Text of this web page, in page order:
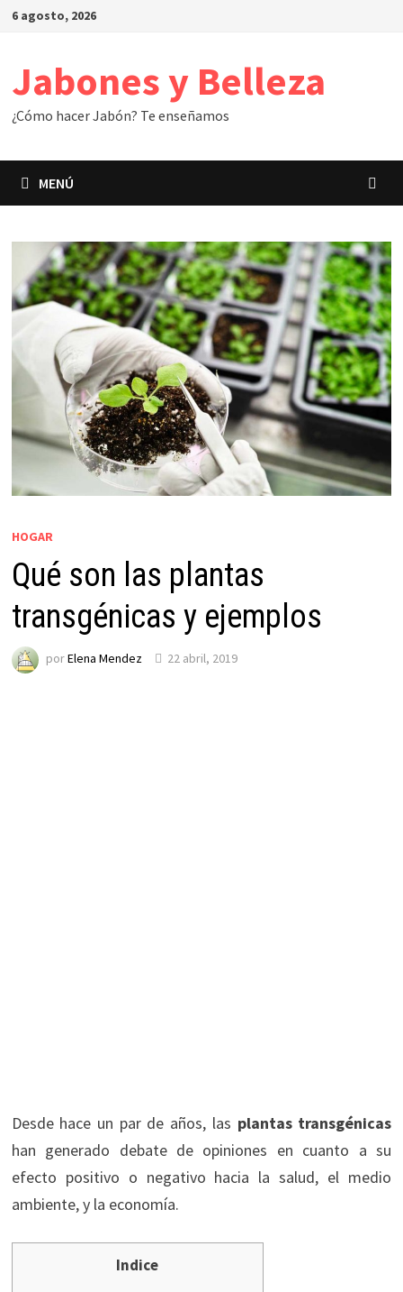
Saltar
6 agosto, 2026
Jabones y Belleza
¿Cómo hacer Jabón? Te enseñamos
MENÚ
HOGAR
Qué son las plantas
transgénicas y ejemplos
porElena Mendez 22 abril, 2019
Desde hace un par de años, las plantas transgénicas
han generado debate de opiniones en cuanto a su
efecto positivo o negativo hacia la salud, el medio
ambiente, y la economía.
Indice